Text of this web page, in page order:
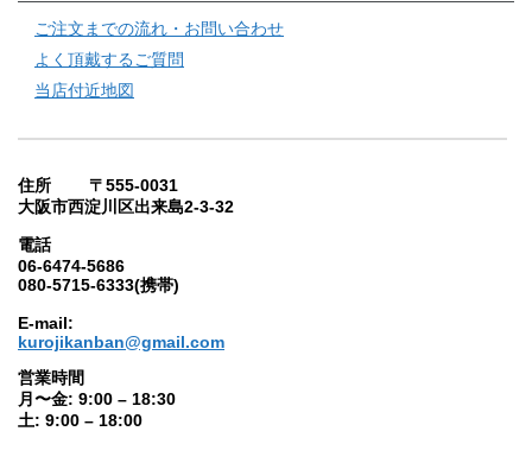
ご注文までの流れ・お問い合わせ
よく頂戴するご質問
当店付近地図
住所 〒555-0031
大阪市西淀川区出来島2-3-32
電話
06-6474-5686
080-5715-6333(携帯)
E-mail:
kurojikanban@gmail.com
営業時間
月〜金: 9:00 – 18:30
土: 9:00 – 18:00